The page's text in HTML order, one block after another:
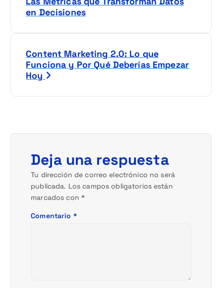
i
en Decisiones
Content Marketing 2.0: Lo que
Funciona y Por Qué Deberías Empezar
Hoy
Deja una respuesta
Tu dirección de correo electrónico no será
publicada. Los campos obligatorios están
marcados con *
Comentario *